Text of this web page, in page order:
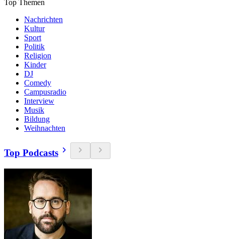
Top Themen
Nachrichten
Kultur
Sport
Politik
Religion
Kinder
DJ
Comedy
Campusradio
Interview
Musik
Bildung
Weihnachten
Top Podcasts